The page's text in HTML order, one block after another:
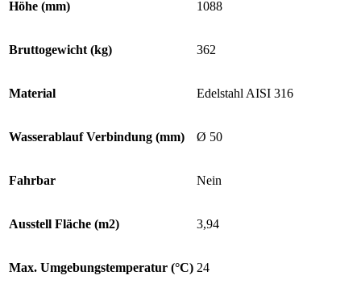
Höhe (mm) 1088
Bruttogewicht (kg) 362
Material Edelstahl AISI 316
Wasserablauf Verbindung (mm) Ø 50
Fahrbar Nein
Ausstell Fläche (m2) 3,94
Max. Umgebungstemperatur (°C) 24